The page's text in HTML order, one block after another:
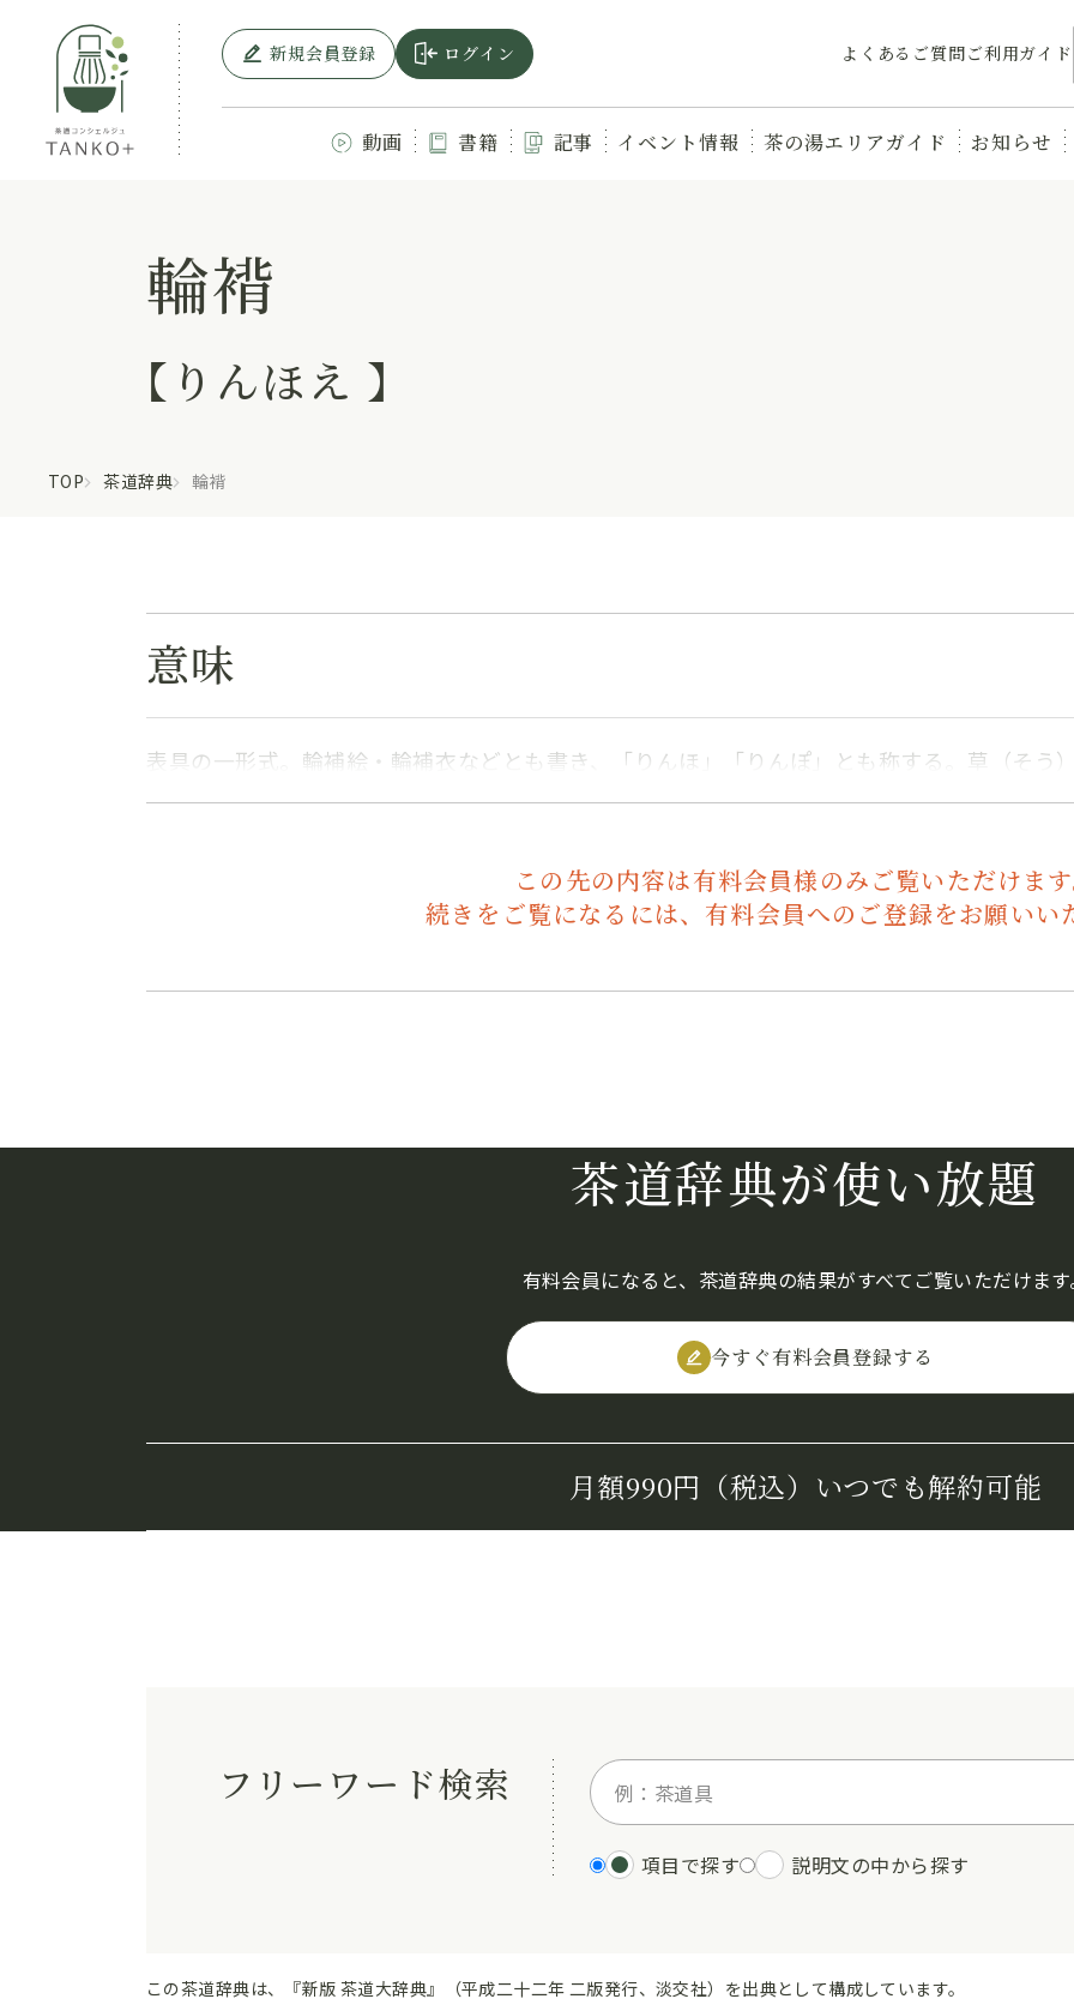
新規会員登録 ログイン よくあるご質問ご利用ガイド
動画 書籍 記事 イベント情報 茶の湯エリアガイド お知らせ
輪褙
【りんほえ 】
TOP 茶道辞典 輪褙
意味
表具の一形式。輪補絵・輪補衣などとも書き、「りんほ」「りんぽ」とも称する。草（そ
この先の内容は有料会員様のみご覧いただけま
続きをご覧になるには、有料会員へのご登録をお願いい
茶道辞典が使い放題
有料会員になると、茶道辞典の結果がすべてご覧いただけま
今すぐ有料会員登録する
月額990円（税込） いつでも解約可能
フリーワード検索
項目で探す 説明文の中から探す
この茶道辞典は、『新版 茶道大辞典』（平成二十二年 二版発行、淡交社）を出典として構成しています。